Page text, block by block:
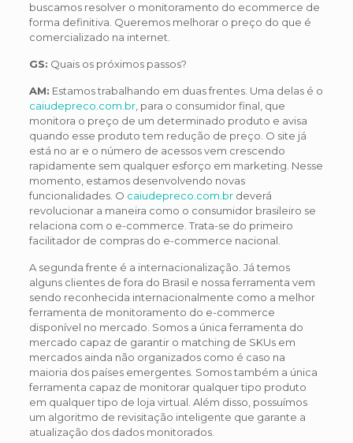
buscamos resolver o monitoramento do ecommerce de
forma definitiva. Queremos melhorar o preço do que é
comercializado na internet.
GS: Quais os próximos passos?
AM: Estamos trabalhando em duas frentes. Uma delas é o
caiudepreco.com.br, para o consumidor final, que
monitora o preço de um determinado produto e avisa
quando esse produto tem redução de preço. O site já
está no ar e o número de acessos vem crescendo
rapidamente sem qualquer esforço em marketing. Nesse
momento, estamos desenvolvendo novas
funcionalidades. O caiudepreco.com.brdeverá
revolucionar a maneira como o consumidor brasileiro se
relaciona com o e-commerce. Trata-se do primeiro
facilitador de compras do e-commerce nacional.
A segunda frente é a internacionalização. Já temos
alguns clientes de fora do Brasil e nossa ferramenta vem
sendo reconhecida internacionalmente como a melhor
ferramenta de monitoramento do e-commerce
disponível no mercado. Somos a única ferramenta do
mercado capaz de garantir o matching de SKUs em
mercados ainda não organizados como é caso na
maioria dos países emergentes. Somos também a única
ferramenta capaz de monitorar qualquer tipo produto
em qualquer tipo de loja virtual. Além disso, possuímos
um algoritmo de revisitação inteligente que garante a
atualização dos dados monitorados.